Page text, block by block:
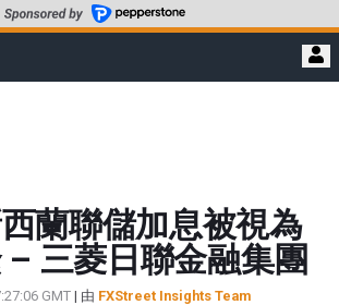
蘭聯儲加息被視為
三菱日聯金融集團
GMT | 由 FXStreet Insights Team